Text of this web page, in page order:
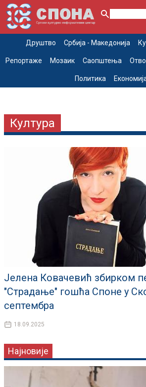
Друштво Србија - Македонија
Репортаже Мозаик Саопштења
Политика
Култура
Јелена Ковачевић збирком
"Страдање" гошћа Споне у
септембра
18.09.2025
Најновије